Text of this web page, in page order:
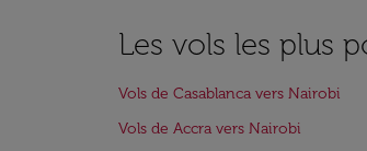
Les vols les plus
Vols de Casablanca vers Nairobi
Vols de Accra vers Nairobi